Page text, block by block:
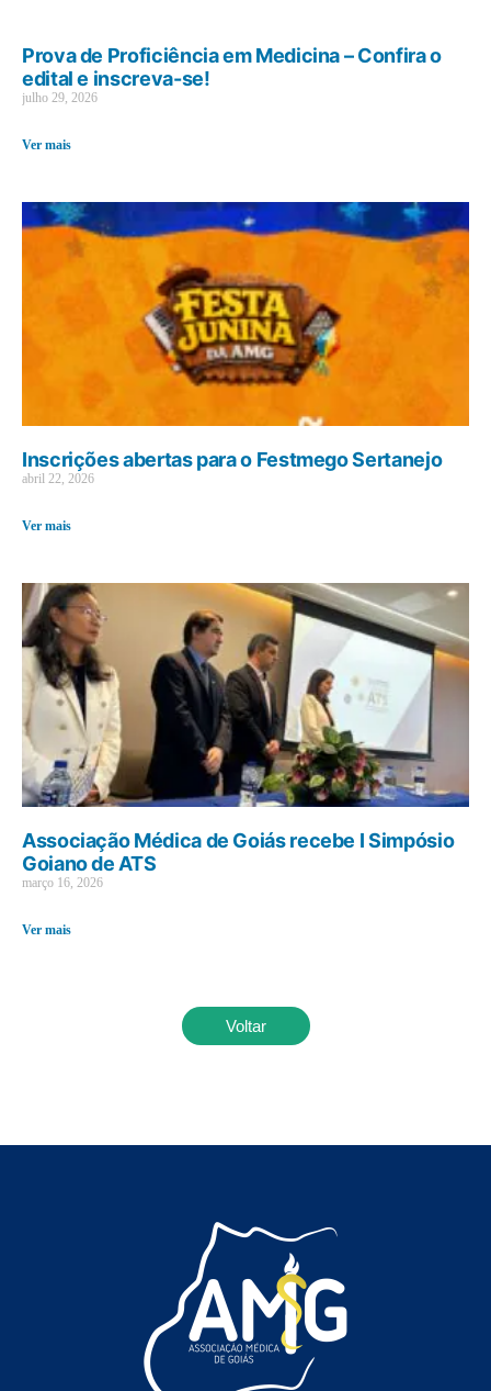
Prova de Proficiência em Medicina – Confira o
edital e inscreva-se!
julho 29, 2026
Ver mais
Inscrições abertas para o Festmego Sertanejo
abril 22, 2026
Ver mais
Associação Médica de Goiás recebe I Simpósio
Goiano de ATS
março 16, 2026
Ver mais
Voltar